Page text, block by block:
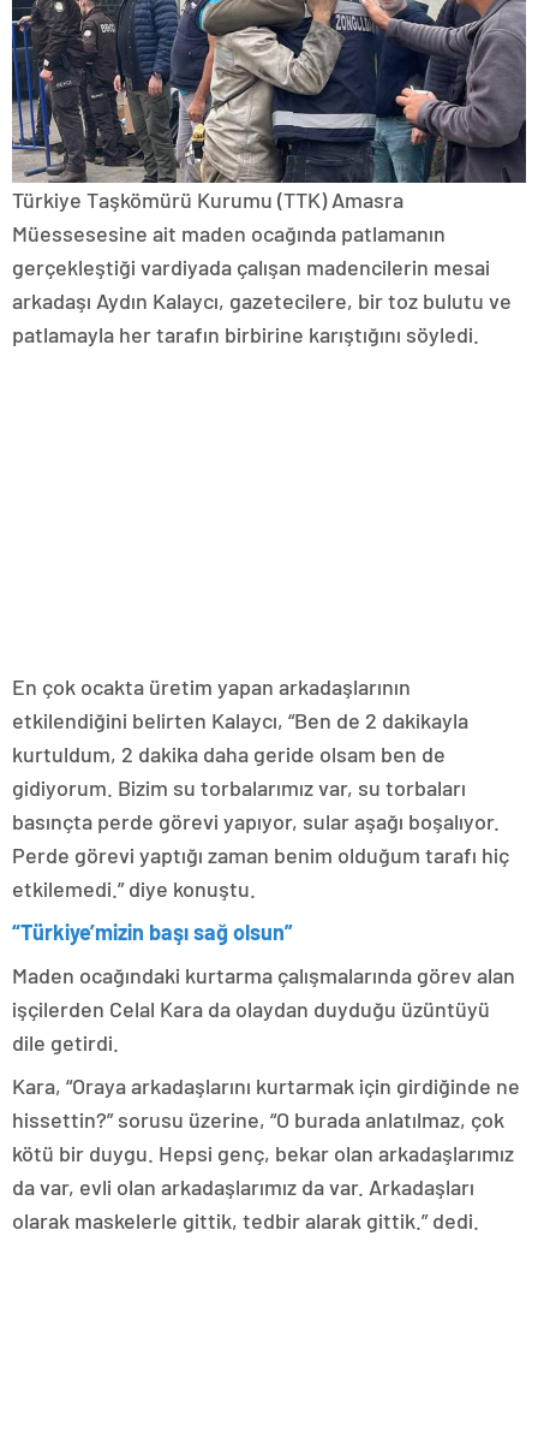
Türkiye Taşkömürü Kurumu (TTK) Amasra
Müessesesine ait maden ocağında patlamanın
gerçekleştiği vardiyada çalışan madencilerin mesai
arkadaşı Aydın Kalaycı, gazetecilere, bir toz bulutu ve
patlamayla her tarafın birbirine karıştığını söyledi.
En çok ocakta üretim yapan arkadaşlarının
etkilendiğini belirten Kalaycı, “Ben de 2 dakikayla
kurtuldum, 2 dakika daha geride olsam ben de
gidiyorum. Bizim su torbalarımız var, su torbaları
basınçta perde görevi yapıyor, sular aşağı boşalıyor.
Perde görevi yaptığı zaman benim olduğum tarafı hiç
etkilemedi.” diye konuştu.
“Türkiye’mizin başı sağ olsun”
Maden ocağındaki kurtarma çalışmalarında görev alan
işçilerden Celal Kara da olaydan duyduğu üzüntüyü
dile getirdi.
Kara, “Oraya arkadaşlarını kurtarmak için girdiğinde ne
hissettin?” sorusu üzerine, “O burada anlatılmaz, çok
kötü bir duygu. Hepsi genç, bekar olan arkadaşlarımız
da var, evli olan arkadaşlarımız da var. Arkadaşları
olarak maskelerle gittik, tedbir alarak gittik.” dedi.